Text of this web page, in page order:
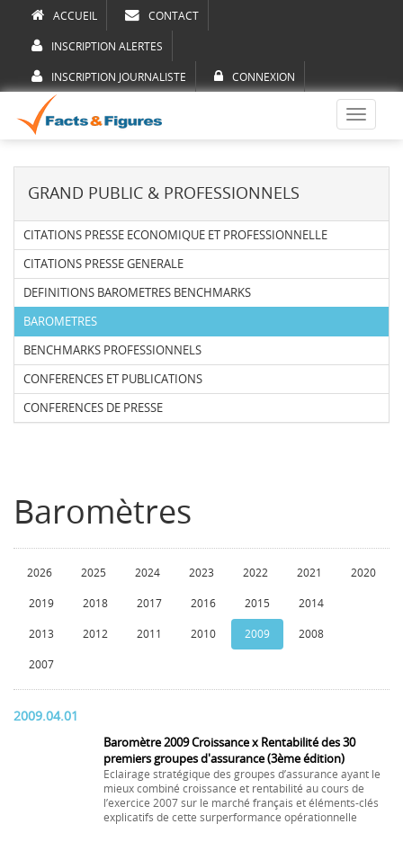
ACCUEIL CONTACT
INSCRIPTION ALERTES
INSCRIPTION JOURNALISTE CONNEXION
Toggle
GRAND PUBLIC & PROFESSIONNELS
CITATIONS PRESSE ECONOMIQUE ET PROFESSIONNELLE
CITATIONS PRESSE GENERALE
DEFINITIONS BAROMETRES BENCHMARKS
BAROMETRES
BENCHMARKS PROFESSIONNELS
CONFERENCES ET PUBLICATIONS
CONFERENCES DE PRESSE
Baromètres
2026 2025 2024 2023 2022 2021 2020
2019 2018 2017 2016 2015 2014
2013 2012 2011 2010 2009 2008
2007
2009.04.01
Baromètre 2009 Croissance x Rentabilité des 30
premiers groupes d'assurance (3ème édition)
Eclairage stratégique des groupes d’assurance ayant le
mieux combiné croissance et rentabilité au cours de
l’exercice 2007 sur le marché français et éléments-clés
explicatifs de cette surperformance opérationnelle